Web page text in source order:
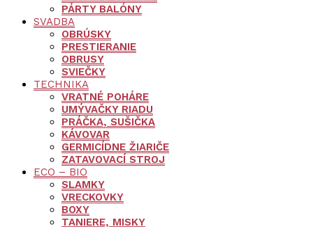
PÁRTY BALÓNY
SVADBA
OBRÚSKY
PRESTIERANIE
OBRUSY
SVIEČKY
TECHNIKA
VRATNÉ POHÁRE
UMÝVAČKY RIADU
PRÁČKA, SUŠIČKA
KÁVOVAR
GERMICÍDNE ŽIARIČE
ZATAVOVACÍ STROJ
ECO – BIO
SLAMKY
VRECKOVKY
BOXY
TANIERE, MISKY